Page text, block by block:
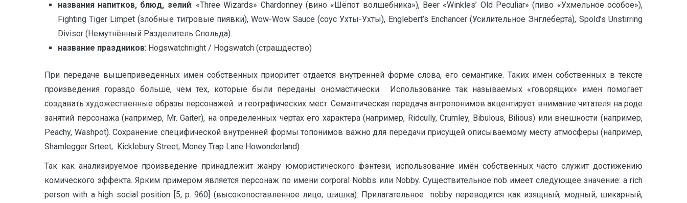
названия напитков, блюд, зелий: «Three Wizards» Chardonney (вино «Шёпот волшебника»), Beer «Winkles’ Old Peculiar» (пиво «Ухмельное особое»),
Fighting Tiger Limpet (злобные тигровые пиявки), Wow-Wow Sauce (соус Ухты-Ухты), Englebert’s Enchancer (Усилительное Энглеберта), Spold’s Unstirring
Divisor (Немутнённый Разделитель Спольда).
название праздников: Hogswatchnight / Hogswatch (страшдество)
При передаче вышеприведенных имен собственных приоритет отдается внутренней форме слова, его семантике. Таких имен собственных в тексте
произведения гораздо больше, чем тех, которые были переданы ономастически. Использование так называемых «говорящих» имен помогает
создавать художественные образы персонажей и географических мест. Семантическая передача антропонимов акцентирует внимание читателя на роде
занятий персонажа (например, Mr. Gaiter), на определенных чертах его характера (например, Ridcully, Crumley, Bibulous, Bilious) или внешности (например,
Peachy, Washpot). Сохранение специфической внутренней формы топонимов важно для передачи присущей описываемому месту атмосферы (например,
Shamlegger Srteet, Kicklebury Street, Money Trap Lane Howonderland).
Так как анализируемое произведение принадлежит жанру юмористического фэнтези, использование имён собственных часто служит достижению
комического эффекта. Ярким примером является персонаж по имени corporal Nobbs или Nobby. Cуществительное nob имеет следующее значение: a rich
person with a high social position [5, p. 960] (высокопоставленное лицо, шишка). Прилагательное nobby переводится как изящный, модный, шикарный,